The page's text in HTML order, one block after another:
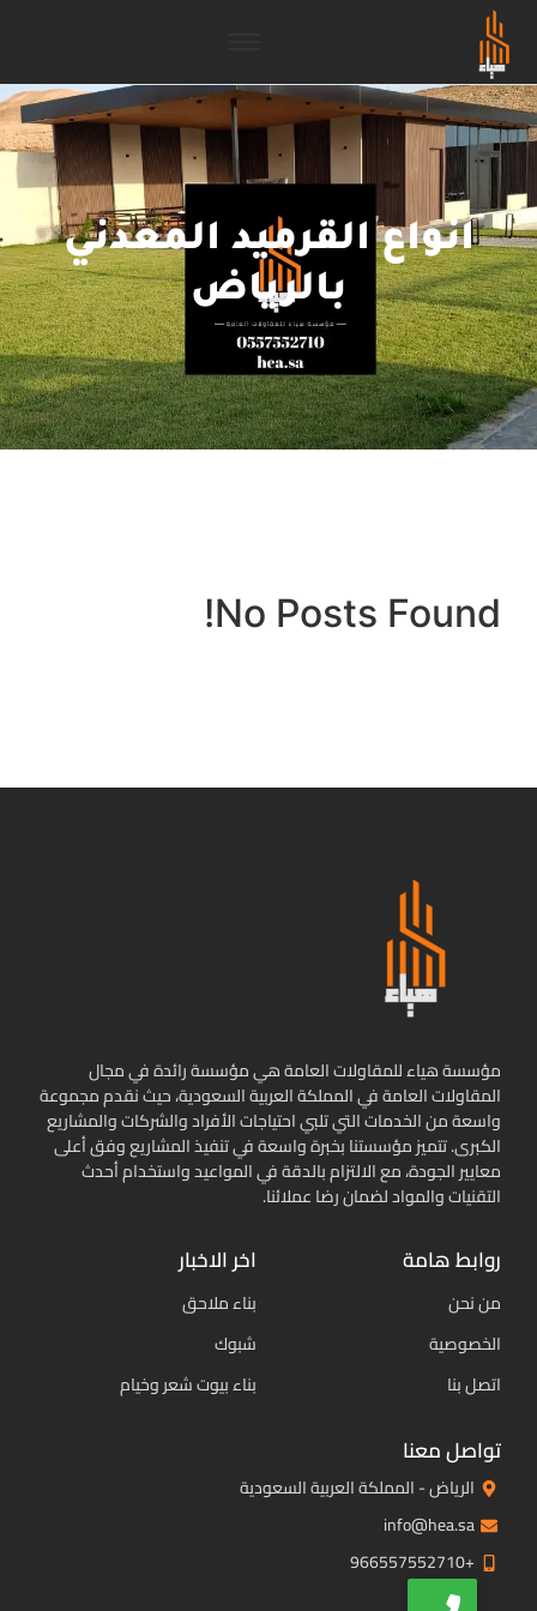
انواع القرميد المعدني
بالرياض
No Posts Found!
مؤسسة هياء للمقاولات العامة هي مؤسسة رائدة في مجال
المقاولات العامة في المملكة العربية السعودية، حيث نقدم مجموعة
واسعة من الخدمات التي تلبي احتياجات الأفراد والشركات والمشاريع
الكبرى. تتميز مؤسستنا بخبرة واسعة في تنفيذ المشاريع وفق أعلى
معايير الجودة، مع الالتزام بالدقة في المواعيد واستخدام أحدث
التقنيات والمواد لضمان رضا عملائنا.
روابط هامة
من نحن
الخصوصية
اتصل بنا
اخر الاخبار
بناء ملاحق
شبوك
بناء بيوت شعر وخيام
تواصل معنا
الرياض - المملكة العربية السعودية
info@hea.sa
+966557552710